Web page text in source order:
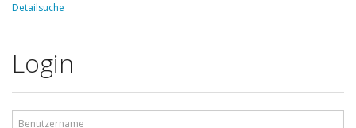
Detailsuche
Login